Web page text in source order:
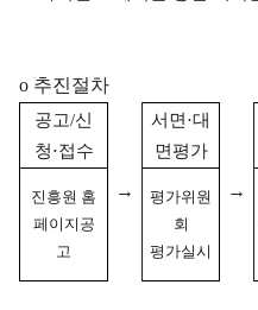
o 추진절차
공고/신
청⋅접수
→
서면·대
면평가
→
진흥원 홈
페이지공
고
평가위원
회
평가실시